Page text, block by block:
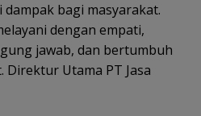
bagi masyarakat.
dengan empati,
jawab, dan bertumbuh
Direktur Utama PT Jasa